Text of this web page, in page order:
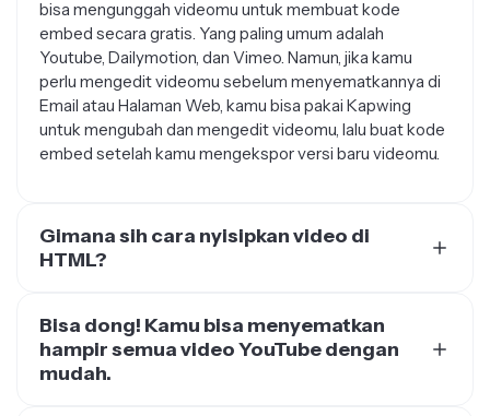
embed secara gratis. Yang paling umum adalah
Youtube, Dailymotion, dan Vimeo. Namun, jika kamu
perlu mengedit videomu sebelum menyematkannya di
Email atau Halaman Web, kamu bisa pakai Kapwing
untuk mengubah dan mengedit videomu, lalu buat kode
embed setelah kamu mengekspor versi baru videomu.
HTML?
nemuin pilihan buat "menyematkan" video. Pas kamu
klik opsi penyematan di platform ini, kamu bakal dapat
potongan kode HTML yang bisa kamu tambahkan ke
hampir semua video YouTube dengan
mudah.